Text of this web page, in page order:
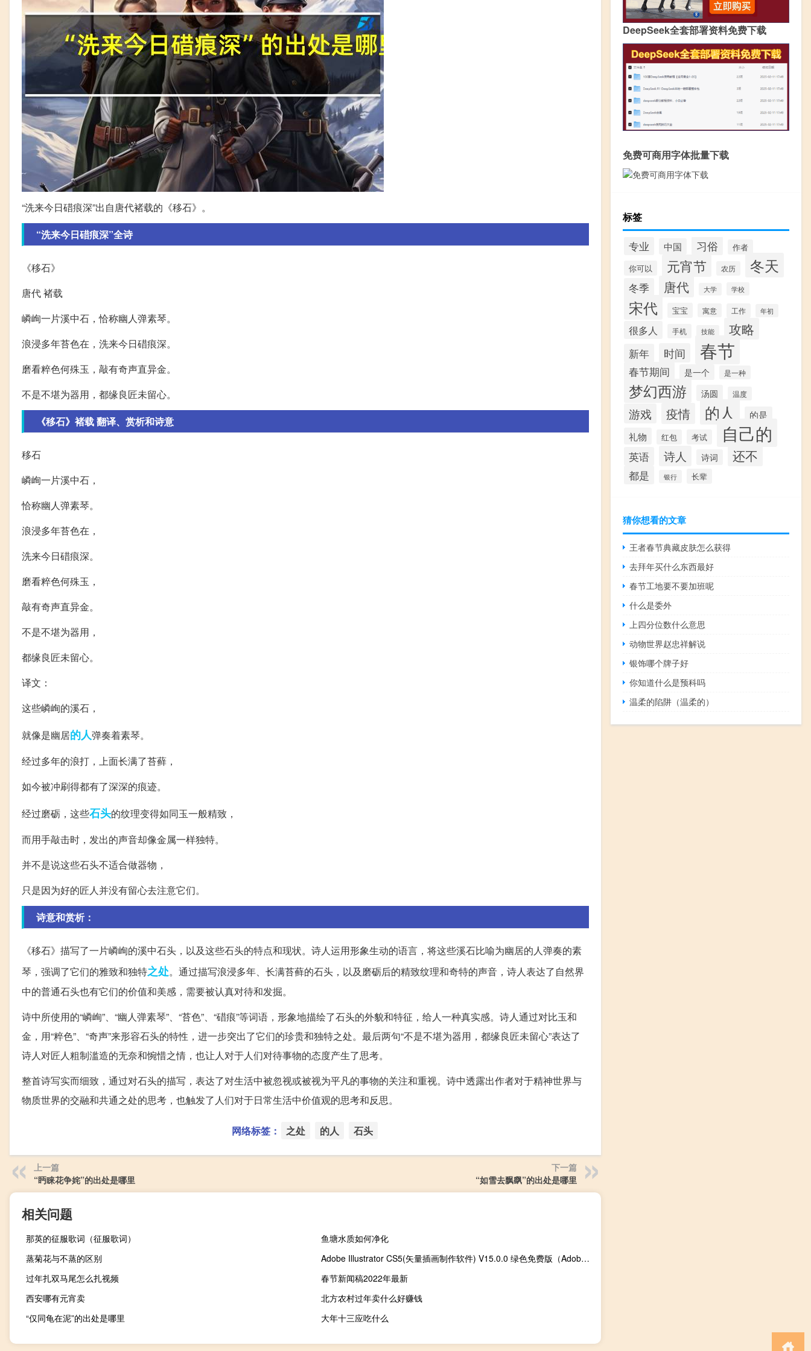
“洗来今日碏痕深”出自唐代褚载的《移石》。
“洗来今日碏痕深”全诗
《移石》
唐代 褚载
嶙峋一片溪中石，恰称幽人弹素琴。
浪浸多年苔色在，洗来今日碏痕深。
磨看粹色何殊玉，敲有奇声直异金。
不是不堪为器用，都缘良匠未留心。
《移石》褚载 翻译、赏析和诗意
移石
嶙峋一片溪中石，
恰称幽人弹素琴。
浪浸多年苔色在，
洗来今日碏痕深。
磨看粹色何殊玉，
敲有奇声直异金。
不是不堪为器用，
都缘良匠未留心。
译文：
这些嶙峋的溪石，
就像是幽居的人弹奏着素琴。
经过多年的浪打，上面长满了苔藓，
如今被冲刷得都有了深深的痕迹。
经过磨砺，这些石头的纹理变得如同玉一般精致，
而用手敲击时，发出的声音却像金属一样独特。
并不是说这些石头不适合做器物，
只是因为好的匠人并没有留心去注意它们。
诗意和赏析：
《移石》描写了一片嶙峋的溪中石头，以及这些石头的特点和现状。诗人运用形象生动的语言，将这些溪石比喻为幽居的人弹奏的素
琴，强调了它们的雅致和独特之处。通过描写浪浸多年、长满苔藓的石头，以及磨砺后的精致纹理和奇特的声音，诗人表达了自然界
中的普通石头也有它们的价值和美感，需要被认真对待和发掘。
诗中所使用的“嶙峋”、“幽人弹素琴”、“苔色”、“碏痕”等词语，形象地描绘了石头的外貌和特征，给人一种真实感。诗人通过对比玉和
金，用“粹色”、“奇声”来形容石头的特性，进一步突出了它们的珍贵和独特之处。最后两句“不是不堪为器用，都缘良匠未留心”表达了
诗人对匠人粗制滥造的无奈和惋惜之情，也让人对于人们对待事物的态度产生了思考。
整首诗写实而细致，通过对石头的描写，表达了对生活中被忽视或被视为平凡的事物的关注和重视。诗中透露出作者对于精神世界与
物质世界的交融和共通之处的思考，也触发了人们对于日常生活中价值观的思考和反思。
网络标签： 之处 的人 石头
上一篇
“眄睐花争姹”的出处是哪里
下一篇
“如雪去飘飖”的出处是哪里
相关问题
那英的征服歌词（征服歌词）
鱼塘水质如何净化
蒸菊花与不蒸的区别
Adobe Illustrator CS5(矢量插画制作软件) V15.0.0 绿色免费版（Adobe Illustrator CS5(矢量插画制作软件) V15.0.0 绿色免费版功能简介）
过年扎双马尾怎么扎视频
春节新闻稿2022年最新
西安哪有元宵卖
北方农村过年卖什么好赚钱
“仅同龟在泥”的出处是哪里
大年十三应吃什么
DeepSeek全套部署资料免费下载
免费可商用字体批量下载
标签
专业 中国 习俗
作者
你可以
元宵节 农历 冬天
冬季 唐代 大学 学校
宋代 宝宝 寓意 工作 年初
很多人 手机 技能 攻略
新年 时间 春节
春节期间 是一个 是一种
梦幻西游 汤圆 温度
游戏 疫情 的人 的是
礼物 红包 考试 自己的
英语 诗人 诗词 还不
都是 银行 长辈
猜你想看的文章
王者春节典藏皮肤怎么获得
去拜年买什么东西最好
春节工地要不要加班呢
什么是委外
上四分位数什么意思
动物世界赵忠祥解说
银饰哪个牌子好
你知道什么是预科吗
温柔的陷阱（温柔的）